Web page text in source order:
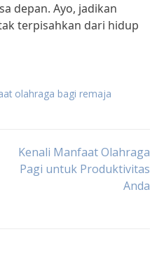
depan. Ayo, jadikan
terpisahkan dari hidup
olahraga bagi remaja
Kenali Manfaat Olahraga
Pagi untuk Produktivitas
Anda